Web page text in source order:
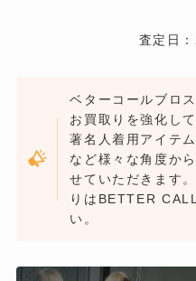
査定日
ベターコールブロ
お買取りを強化し
著名人着用アイテ
など様々な角度か
せていただきます
りはBETTER
い。